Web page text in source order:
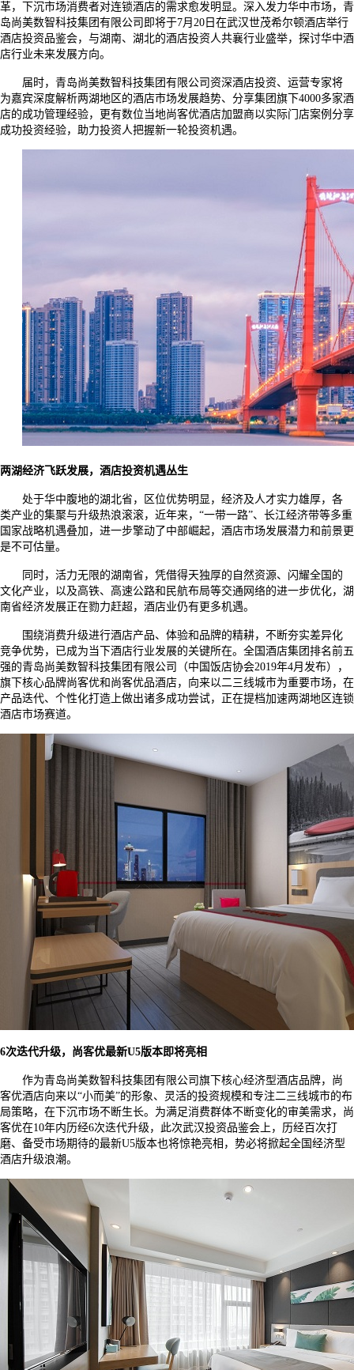
革，下沉市场消费者对连锁酒店的需求愈发明显。深入发力华中市场，青
岛尚美数智科技集团有限公司即将于7月 20 日在武汉世茂希尔顿酒店举行
酒店投资品鉴会，与湖南、湖北的酒店投资人共襄行业盛举，探讨华中酒
店行业未来发展方向。
届时，青岛尚美数智科技集团有限公司资深酒店投资、运营专家将
为嘉宾深度解析两湖地区的酒店市场发展趋势、分享集团旗下4000多家酒
店的成功管理经验，更有数位当地尚客优酒店加盟商以实际门店案例分享
成功投资经验，助力投资人把握新一轮投资机遇。
两湖经济飞跃发展，酒店投资机遇丛生
处于华中腹地的湖北省，区位优势明显，经济及人才实力雄厚，各
类产业的集聚与升级热浪滚滚，近年来，“一带一路”、长江经济带等多重
国家战略机遇叠加，进一步擎动了中部崛起，酒店市场发展潜力和前景更
是不可估量。
同时，活力无限的湖南省，凭借得天独厚的自然资源、闪耀全国的
文化产业，以及高铁、高速公路和民航布局等交通网络的进一步优化，湖
南省经济发展正在勠力赶超，酒店业仍有更多机遇。
围绕消费升级进行酒店产品、体验和品牌的精耕，不断夯实差异化
竞争优势，已成为当下酒店行业发展的关键所在。全国酒店集团排名前五
强的青岛尚美数智科技集团有限公司（中国饭店协会2019年4月发布），
旗下核心品牌尚客优和尚客优品酒店，向来以二三线城市为重要市场，在
产品迭代、个性化打造上做出诸多成功尝试，正在提档加速两湖地区连锁
酒店市场赛道。
6次迭代升级，尚客优最新U5版本即将亮相
作为青岛尚美数智科技集团有限公司旗下核心经济型酒店品牌，尚
客优酒店向来以“小而美”的形象、灵活的投资规模和专注二三线城市的布
局策略，在下沉市场不断生长。为满足消费群体不断变化的审美需求，尚
客优在10年内历经6次迭代升级，此次武汉投资品鉴会上，历经百次打
磨、备受市场期待的最新U5版本也将惊艳亮相，势必将掀起全国经济型
酒店升级浪潮。